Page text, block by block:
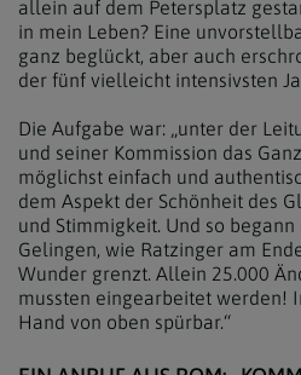
allein auf dem Petersplatz
in mein Leben? Eine
ganz beglückt, aber auch
der fünf vielleicht intensivsten
Die Aufgabe war: „unter der
und seiner Kommission das
möglichst einfach und
dem Aspekt der Schönheit des
und Stimmigkeit. Und so
Gelingen, wie Ratzinger am
Wunder grenzt. Allein 25.000
mussten eingearbeitet werden!
Hand von oben spürbar.“